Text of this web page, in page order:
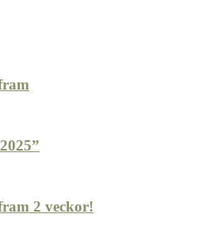
2 veckor!